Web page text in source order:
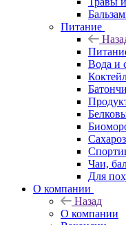
Питание
Вода и
Чаи,
Для
О компании
Назад
О компании